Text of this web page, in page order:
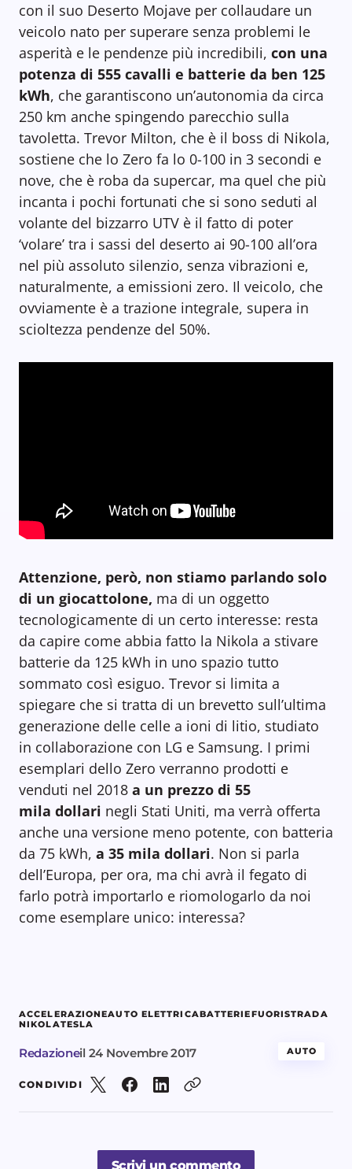
con il suo Deserto Mojave per collaudare un
veicolo nato per superare senza problemi le
asperità e le pendenze più incredibili, con una
potenza di 555 cavalli e batterie da ben 125
kWh, che garantiscono un’autonomia da circa
250 km anche spingendo parecchio sulla
tavoletta. Trevor Milton, che è il boss di Nikola,
sostiene che lo Zero fa lo 0-100 in 3 secondi e
nove, che è roba da supercar, ma quel che più
incanta i pochi fortunati che si sono seduti al
volante del bizzarro UTV è il fatto di poter
‘volare’ tra i sassi del deserto ai 90-100 all’ora
nel più assoluto silenzio, senza vibrazioni e,
naturalmente, a emissioni zero. Il veicolo, che
ovviamente è a trazione integrale, supera in
scioltezza pendenze del 50%.
Attenzione, però, non stiamo parlando solo
di un giocattolone, ma di un oggetto
tecnologicamente di un certo interesse: resta
da capire come abbia fatto la Nikola a stivare
batterie da 125 kWh in uno spazio tutto
sommato così esiguo. Trevor si limita a
spiegare che si tratta di un brevetto sull’ultima
generazione delle celle a ioni di litio, studiato
in collaborazione con LG e Samsung. I primi
esemplari dello Zero verranno prodotti e
venduti nel 2018 a un prezzo di 55
mila dollari negli Stati Uniti, ma verrà offerta
anche una versione meno potente, con batteria
da 75 kWh, a 35 mila dollari. Non si parla
dell’Europa, per ora, ma chi avrà il fegato di
farlo potrà importarlo e riomologarlo da noi
come esemplare unico: interessa?
ACCELERAZIONEAUTO ELETTRICABATTERIEFUORISTRADA
NIKOLATESLA
Redazioneil 24 Novembre 2017 AUTO
CONDIVIDI
Scrivi un commento